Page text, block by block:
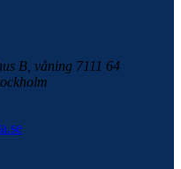
B, våning 7111 64